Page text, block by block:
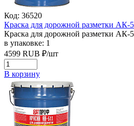
Код: 36520
Краска для дорожной разметки АК-
Краска для дорожной разметки АК-
в упаковке: 1
4599 RUB ₽/шт
В корзину